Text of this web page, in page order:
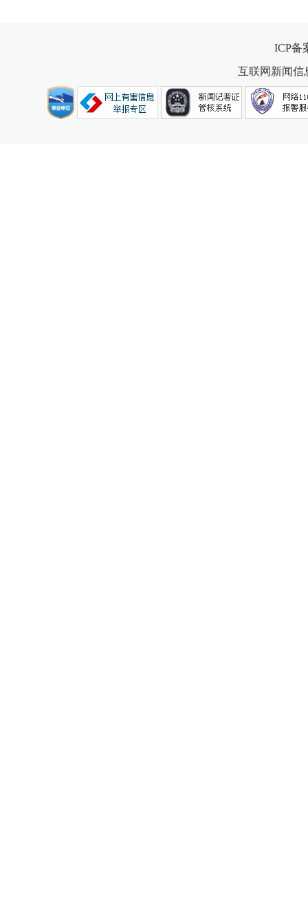
ICP备
互联网新闻信